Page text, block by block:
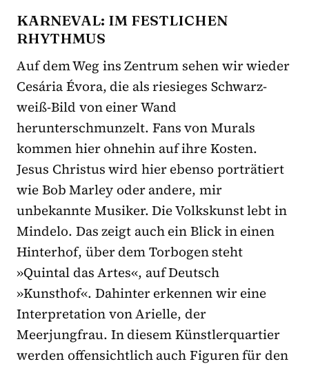
KARNEVAL: IM FESTLICHEN
RHYTHMUS
Auf dem Weg ins Zentrum sehen wir wieder
Cesária Évora, die als riesieges Schwarz-
weiß-Bild von einer Wand
herunterschmunzelt. Fans von Murals
kommen hier ohnehin auf ihre Kosten.
Jesus Christus wird hier ebenso porträtiert
wie Bob Marley oder andere, mir
unbekannte Musiker. Die Volkskunst lebt in
Mindelo. Das zeigt auch ein Blick in einen
Hinterhof, über dem Torbogen steht
»Quintal das Artes«, auf Deutsch
»Kunsthof«. Dahinter erkennen wir eine
Interpretation von Arielle, der
Meerjungfrau. In diesem Künstlerquartier
werden offensichtlich auch Figuren für den